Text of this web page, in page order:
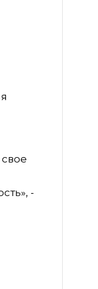
-